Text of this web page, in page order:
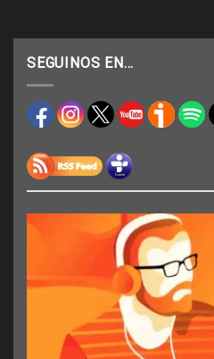
SEGUINOS EN…